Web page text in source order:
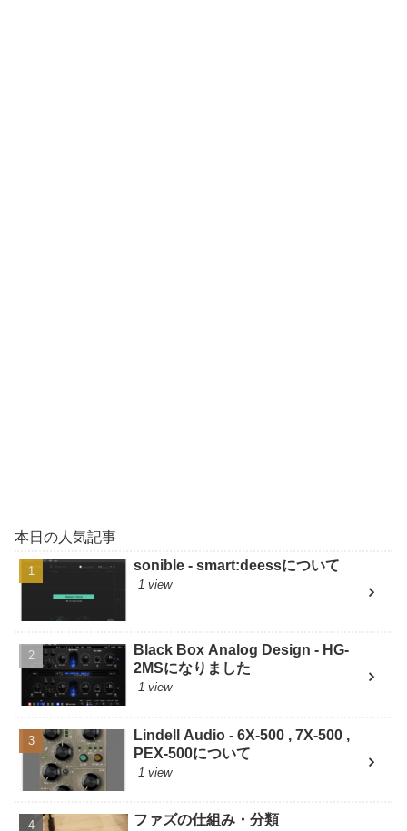
本日の人気記事
sonible - smart:deessについて
1 view
Black Box Analog Design - HG-
2MSになりました
1 view
Lindell Audio - 6X-500 , 7X-500 ,
PEX-500について
1 view
ファズの仕組み・分類